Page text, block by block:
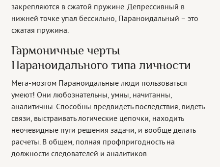
закрепляются в сжатой пружине. Депрессивный в
нижней точке упал бессильно, Параноидальный – это
сжатая пружина.
Гармоничные черты
Параноидального типа личности
Мега-мозгом Параноидальные люди пользоваться
умеют! Они любознательны, умны, начитанны,
аналитичны. Способны предвидеть последствия, видеть
связи, выстраивать логические цепочки, находить
неочевидные пути решения задачи, и вообще делать
расчеты. В общем, полная профпригодность на
должности следователей и аналитиков.